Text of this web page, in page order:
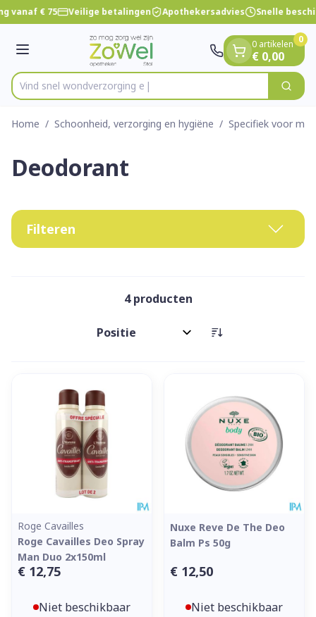
Ga naar de inhoud
1 van 1
vanaf € 75 Veilige betalingen Apothekersadvies Snelle
Menu
Product, merk, categorie...
Vind snel wondverzor Zoek
0 artikelen
€ 0,00
0
Home / Schoonheid, verzorging en hygiëne / Specifiek voor
Deodorant
Filteren
4producten
Sorteer op:
Roge Cavailles
Roge Cavailles Deo Spray
Man Duo 2x150ml
€ 12,75
Niet beschikbaar
Nuxe Reve De The Deo
Balm Ps 50g
€ 12,50
Niet beschikbaar